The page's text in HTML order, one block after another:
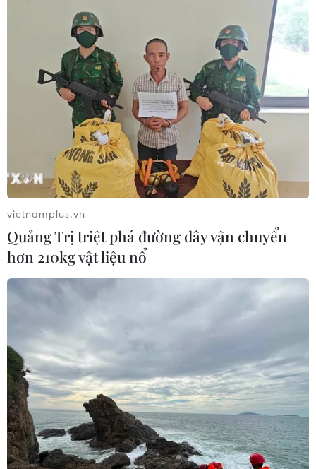
TIN CÙNG CHUYÊN MỤC
Xe tải va chạm xe máy tại Đắk Lắk
làm hai người thương vong
08/08/2026 14:58
vietnamplus.vn
Quảng Trị triệt phá đường dây vận chuyển
hơn 210kg vật liệu nổ